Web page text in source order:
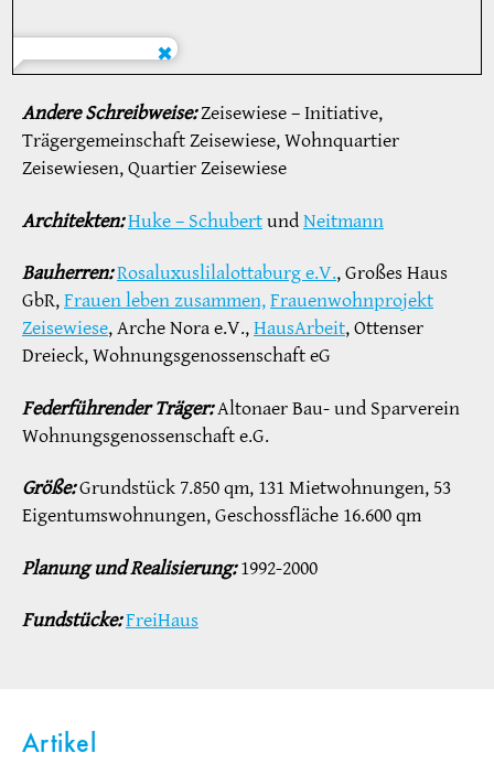
Andere Schreibweise:Zeisewiese – Initiative,
Trägergemeinschaft Zeisewiese, Wohnquartier
Zeisewiesen, Quartier Zeisewiese
Architekten:Huke – SchubertundNeitmann
Bauherren:Rosaluxuslilalottaburg e.V., Großes Haus
GbR,Frauen leben zusammen,Frauenwohnprojekt
Zeisewiese, Arche Nora e.V.,HausArbeit, Ottenser
Dreieck, Wohnungsgenossenschaft eG
Federführender Träger:Altonaer Bau- und Sparverein
Wohnungsgenossenschaft e.G.
Größe:Grundstück 7.850 qm, 131 Mietwohnungen, 53
Eigentumswohnungen, Geschossfläche 16.600 qm
Planung und Realisierung:1992-2000
Fundstücke:FreiHaus
Artikel